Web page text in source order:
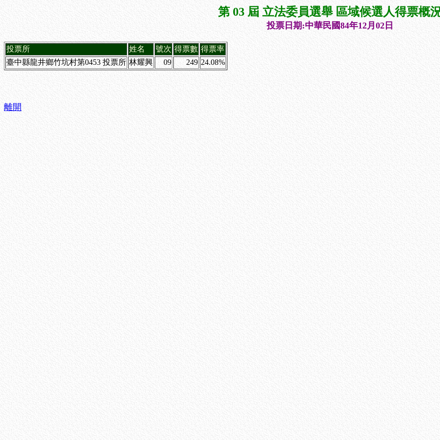
第 03 屆 立法委員選舉 區域候選人得票概
投票日期:中華民國84年12月02日
投票所 姓名 號次 得票數 得票率
臺中縣龍井鄉竹坑村第0453 投票所 林耀興 09 249 24.08%
離開